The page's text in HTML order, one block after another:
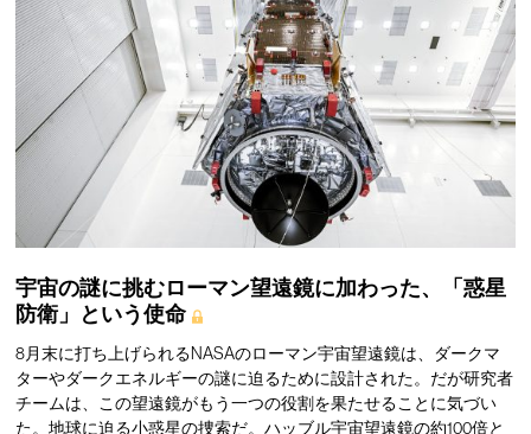
宇宙の謎に挑むローマン望遠鏡に加わった、「惑星
防衛」という使命
8月末に打ち上げられるNASAのローマン宇宙望遠鏡は、ダークマ
ターやダークエネルギーの謎に迫るために設計された。だが研究者
チームは、この望遠鏡がもう一つの役割を果たせることに気づい
た。地球に迫る小惑星の捜索だ。ハッブル宇宙望遠鏡の約100倍と